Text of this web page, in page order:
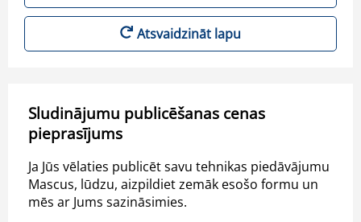
Atsvaidzināt lapu
Sludinājumu publicēšanas cenas
pieprasījums
Ja Jūs vēlaties publicēt savu tehnikas piedāvājumu
Mascus, lūdzu, aizpildiet zemāk esošo formu un
mēs ar Jums sazināsimies.